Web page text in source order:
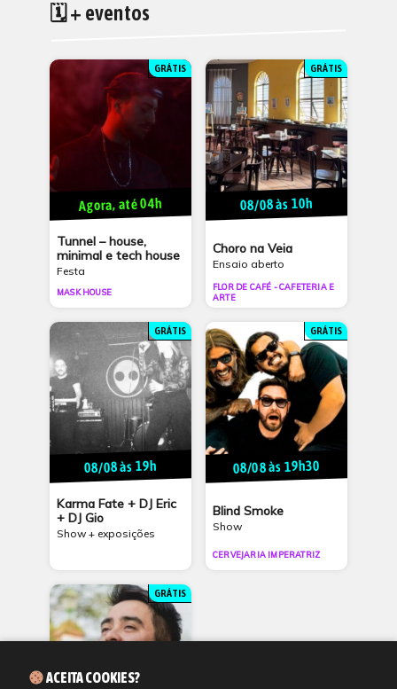
🗓 + eventos
GRÁTIS
Agora, até 04h
Tunnel – house,
minimal e tech house
Festa
MASK HOUSE
GRÁTIS
08/08 às 10h
Choro na Veia
Ensaio aberto
FLOR DE CAFÉ - CAFETERIA E
ARTE
GRÁTIS
08/08 às 19h
Karma Fate + DJ Eric
+ DJ Gio
Show + exposições
GRÁTIS
08/08 às 19h30
Blind Smoke
Show
CERVEJARIA IMPERATRIZ
GRÁTIS
ACEITA COOKIES?